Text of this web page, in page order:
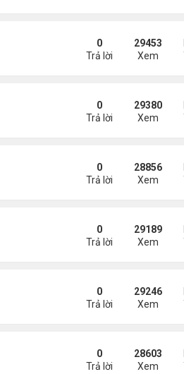
0
Trả lời
29453
Xem
0
Trả lời
29380
Xem
0
Trả lời
28856
Xem
0
Trả lời
29189
Xem
0
Trả lời
29246
Xem
0
Trả lời
28603
Xem